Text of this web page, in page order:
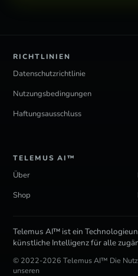
Telemus AI™ ist ein
künstliche Intelligenz für alle
© 2022-2026 Telemus AI™ Die
unseren
RICHTLINIEN
Datenschutzrichtlinie
Nutzungsbedingungen
Haftungsausschluss
TELEMUS AI™
Über
Shop